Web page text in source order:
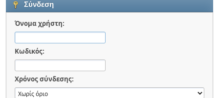
Σύνδεση
Όνομα χρήστη:
Κωδικός:
Χρόνος σύνδεσης: